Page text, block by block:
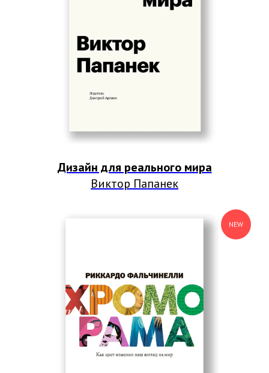
Дизайн для реального мира
Виктор Папанек
NEW